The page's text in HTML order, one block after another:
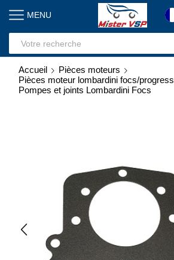
MENU
input
Accueil
Pièces moteurs
Pièces moteur lombardini focs/progress
Pompes et joints Lombardini Focs